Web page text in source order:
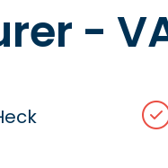
-